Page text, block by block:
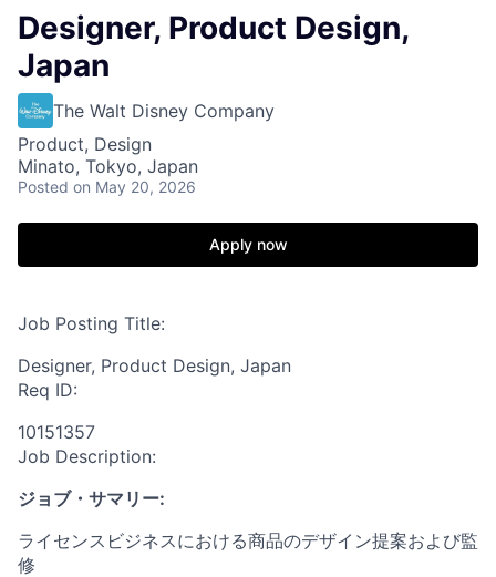
Designer, Product Design,
Japan
The Walt Disney Company
Product, Design
Minato, Tokyo, Japan
Posted on May 20, 2026
Apply now
Job Posting Title:
Designer, Product Design, Japan
Req ID:
10151357
Job Description:
ジョブ・サマリー:
ライセンスビジネスにおける商品のデザイン提案および監
修